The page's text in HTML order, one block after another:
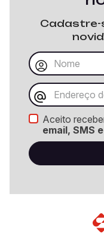
Cadastre-
Aceito
email, SMS